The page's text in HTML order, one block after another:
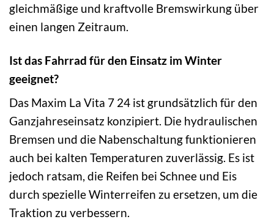
gleichmäßige und kraftvolle Bremswirkung über
einen langen Zeitraum.
Ist das Fahrrad für den Einsatz im Winter
geeignet?
Das Maxim La Vita 7 24 ist grundsätzlich für den
Ganzjahreseinsatz konzipiert. Die hydraulischen
Bremsen und die Nabenschaltung funktionieren
auch bei kalten Temperaturen zuverlässig. Es ist
jedoch ratsam, die Reifen bei Schnee und Eis
durch spezielle Winterreifen zu ersetzen, um die
Traktion zu verbessern.